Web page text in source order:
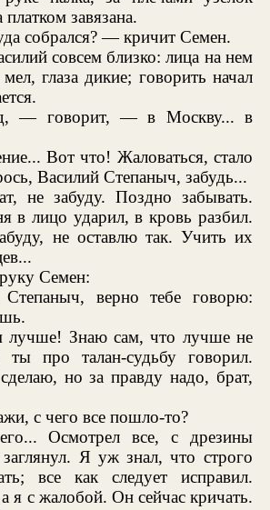
завязана.
собрался? — кричит Семен.
совсем близко: лица на нем
глаза дикие; говорить начал
— говорит, — в Москву... в
Вот что! Жаловаться, стало
Василий Степаныч, забудь...
не забуду. Поздно забывать.
в лицо ударил, в кровь разбил.
не оставлю так. Учить их
Семен:
верно тебе говорю:
Знаю сам, что лучше не
ты про талан-судьбу говорил.
но за правду надо, брат,
с чего все пошло-то?
Осмотрел все, с дрезины
Я уж знал, что строго
все как следует исправил.
я с жалобой. Он сейчас кричать.